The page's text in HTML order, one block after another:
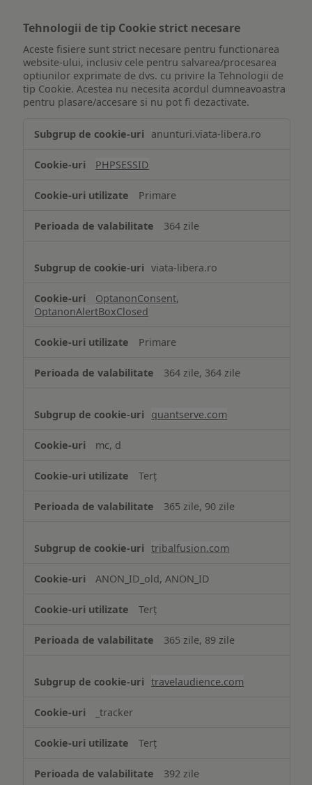
Tehnologii de tip Cookie strict necesare
Aceste fisiere sunt strict necesare pentru functionarea
website-ului, inclusiv cele pentru salvarea/procesarea
optiunilor exprimate de dvs. cu privire la Tehnologii de
tip Cookie. Acestea nu necesita acordul dumneavoastra
pentru plasare/accesare si nu pot fi dezactivate.
de
Cookie
necesare
anunturi.viata-libera.ro
PHPSESSID
Primare
364 zile
viata-libera.ro
OptanonConsent,
OptanonAlertBoxClosed
Primare
364 zile, 364 zile
quantserve.com
mc, d
Terț
365 zile, 90 zile
tribalfusion.com
ANON_ID_old, ANON_ID
Terț
365 zile, 89 zile
travelaudience.com
_tracker
Terț
392 zile